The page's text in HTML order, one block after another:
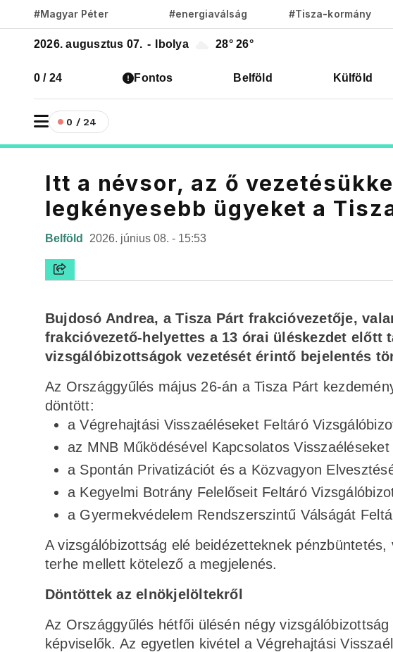
#Magyar Péter #energiaválság #Tisza-kormány
2026. augusztus 07. - Ibolya 28° 26°
0 / 24 Fontos Belföld Külföld
0 / 24
Itt a névsor, az ő
legkényesebb ügyeket a
Belföld 2026. június 08. - 15:53
Bujdosó Andrea, a Tisza Párt frakcióvezetője,
frakcióvezető-helyettes a 13 órai üléskezdet előtt
vizsgálóbizottságok vezetését érintő bejelentés
Az Országgyűlés május 26-án a Tisza Párt
döntött:
a Végrehajtási Visszaéléseket Feltáró
az MNB Működésével Kapcsolatos
a Spontán Privatizációt és a Közvagyon
a Kegyelmi Botrány Felelőseit Feltáró
a Gyermekvédelem Rendszerszintű Válságát
A vizsgálóbizottság elé beidézetteknek
terhe mellett kötelező a megjelenés.
Döntöttek az elnökjelöltekről
Az Országgyűlés hétfői ülésén négy
képviselők. Az egyetlen kivétel a Végrehajtási